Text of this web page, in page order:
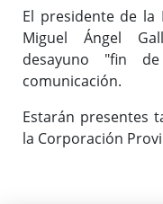
El presidente de la
Miguel Ángel
desayuno "fin
comunicación.
Estarán presentes
la Corporación